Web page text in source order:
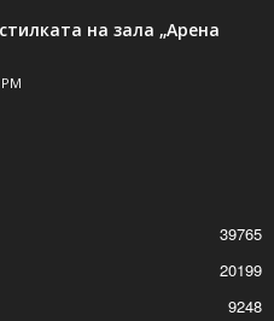
на зала „Арена
39765
20199
9248